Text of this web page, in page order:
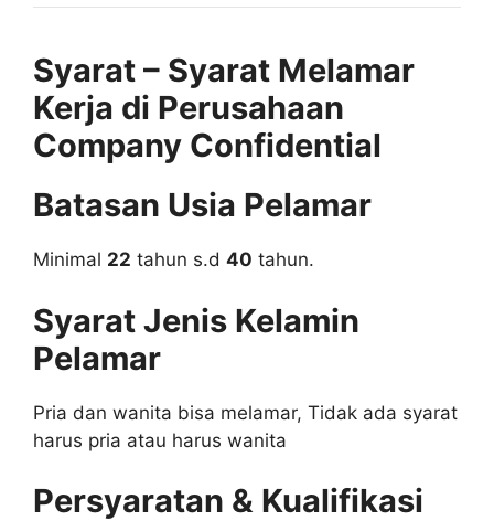
Syarat – Syarat Melamar
Kerja di Perusahaan
Company Confidential
Batasan Usia Pelamar
Minimal 22 tahun s.d 40 tahun.
Syarat Jenis Kelamin
Pelamar
Pria dan wanita bisa melamar, Tidak ada syarat
harus pria atau harus wanita
Persyaratan & Kualifikasi